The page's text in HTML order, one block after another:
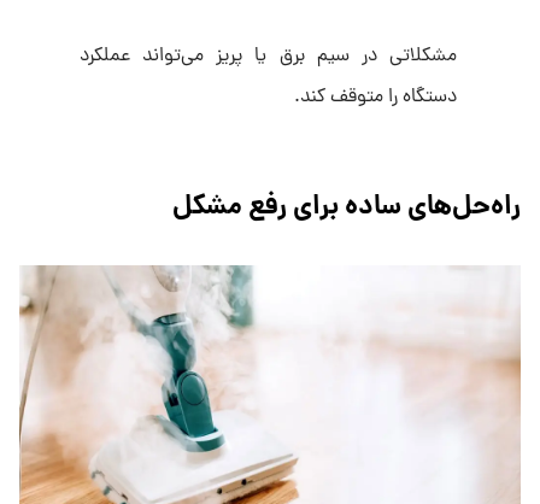
مشکلاتی در سیم برق یا پریز می‌تواند عملکرد
دستگاه را متوقف کند.
راه‌حل‌های ساده برای رفع مشکل